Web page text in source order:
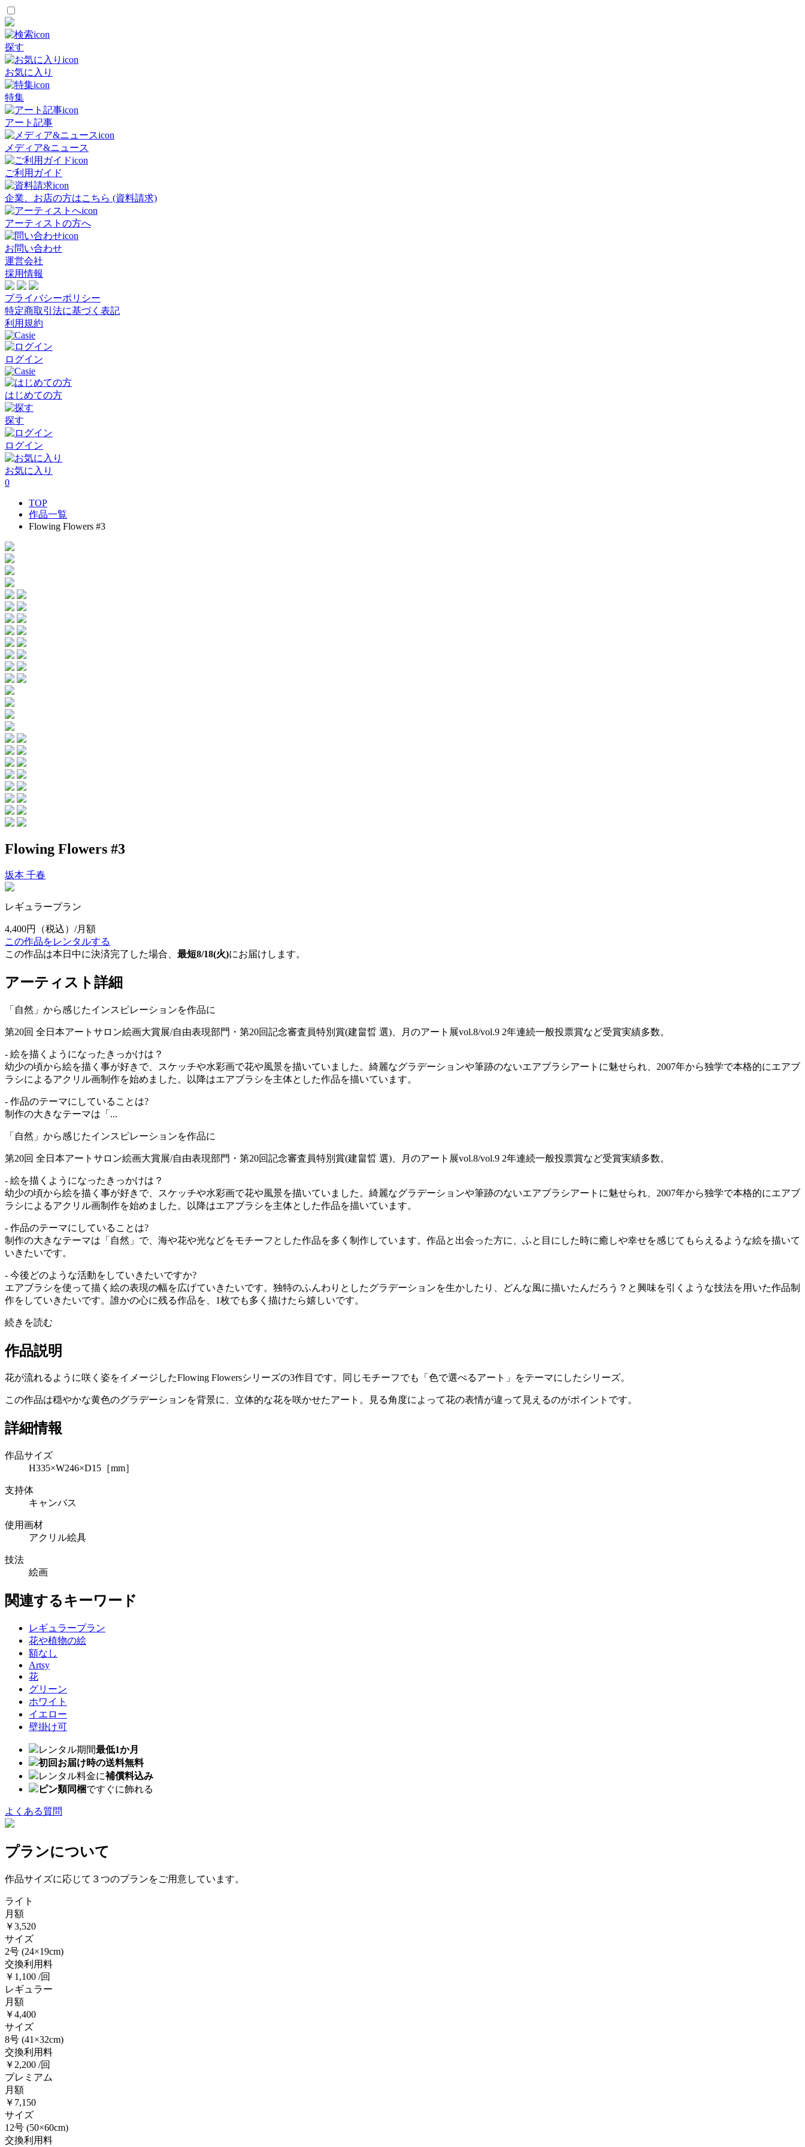
探す
お気に入り
特集
アート記事
メディア&ニュース
ご利用ガイド
企業、お店の方はこちら (資料請求)
アーティストの方へ
お問い合わせ
運営会社
採用情報
プライバシーポリシー
特定商取引法に基づく表記
利用規約
ログイン
はじめての方
探す
ログイン
お気に入り
0
TOP
作品一覧
Flowing Flowers #3
Flowing Flowers #3
坂本 千春
レギュラープラン
4,400円
（税込）/月額
この作品をレンタルする
この作品は本日中に決済完了した場合、 最短8/18(火)にお届けします。
アーティスト詳細
「自然」から感じたインスピレーションを作品に
第20回 全日本アートサロン絵画大賞展/自由表現部門・第20回記念審査員特別賞(建畠晢 選)、月のアート展vol.8/vol.9 2年連続一般投票賞など受賞実績多数。
- 絵を描くようになったきっかけは？
幼少の頃から絵を描く事が好きで、スケッチや水彩画で花や風景を描いていました。綺麗なグラデーションや筆跡のないエアブラシアートに魅せられ、2007年から独学で本格的にエアブ
ラシによるアクリル画制作を始めました。以降はエアブラシを主体とした作品を描いています。
- 作品のテーマにしていることは?
制作の大きなテーマは「...
「自然」から感じたインスピレーションを作品に
第20回 全日本アートサロン絵画大賞展/自由表現部門・第20回記念審査員特別賞(建畠晢 選)、月のアート展vol.8/vol.9 2年連続一般投票賞など受賞実績多数。
- 絵を描くようになったきっかけは？
幼少の頃から絵を描く事が好きで、スケッチや水彩画で花や風景を描いていました。綺麗なグラデーションや筆跡のないエアブラシアートに魅せられ、2007年から独学で本格的にエアブ
ラシによるアクリル画制作を始めました。以降はエアブラシを主体とした作品を描いています。
- 作品のテーマにしていることは?
制作の大きなテーマは「自然」で、海や花や光などをモチーフとした作品を多く制作しています。作品と出会った方に、ふと目にした時に癒しや幸せを感じてもらえるような絵を描いて
いきたいです。
- 今後どのような活動をしていきたいですか?
エアブラシを使って描く絵の表現の幅を広げていきたいです。独特のふんわりとしたグラデーションを生かしたり、どんな風に描いたんだろう？と興味を引くような技法を用いた作品制
作をしていきたいです。誰かの心に残る作品を、1枚でも多く描けたら嬉しいです。
続きを読む
作品説明
花が流れるように咲く姿をイメージしたFlowing Flowersシリーズの3作目です。同じモチーフでも「色で選べるアート」をテーマにしたシリーズ。
この作品は穏やかな黄色のグラデーションを背景に、立体的な花を咲かせたアート。見る角度によって花の表情が違って見えるのがポイントです。
詳細情報
作品サイズ
H335×W246×D15［mm］
支持体
キャンバス
使用画材
アクリル絵具
技法
絵画
関連するキーワード
レギュラープラン
花や植物の絵
額なし
Artsy
花
グリーン
ホワイト
イエロー
壁掛け可
レンタル期間最低1か月
初回お届け時の送料無料
レンタル料金に補償料込み
ピン類同梱ですぐに飾れる
よくある質問
プランについて
作品サイズに応じて３つのプランをご用意しています。
ライト
月額
￥3,520
サイズ
2号 (24×19cm)
交換利用料
￥1,100 /回
レギュラー
月額
￥4,400
サイズ
8号 (41×32cm)
交換利用料
￥2,200 /回
プレミアム
月額
￥7,150
サイズ
12号 (50×60cm)
交換利用料